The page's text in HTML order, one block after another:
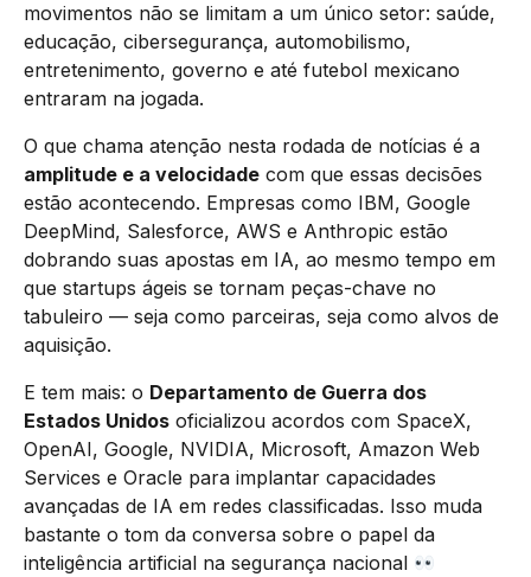
movimentos não se limitam a um único setor: saúde,
educação, cibersegurança, automobilismo,
entretenimento, governo e até futebol mexicano
entraram na jogada.
O que chama atenção nesta rodada de notícias é a
amplitude e a velocidade com que essas decisões
estão acontecendo. Empresas como IBM, Google
DeepMind, Salesforce, AWS e Anthropic estão
dobrando suas apostas em IA, ao mesmo tempo em
que startups ágeis se tornam peças-chave no
tabuleiro — seja como parceiras, seja como alvos de
aquisição.
E tem mais: o Departamento de Guerra dos
Estados Unidos oficializou acordos com SpaceX,
OpenAI, Google, NVIDIA, Microsoft, Amazon Web
Services e Oracle para implantar capacidades
avançadas de IA em redes classificadas. Isso muda
bastante o tom da conversa sobre o papel da
inteligência artificial na segurança nacional